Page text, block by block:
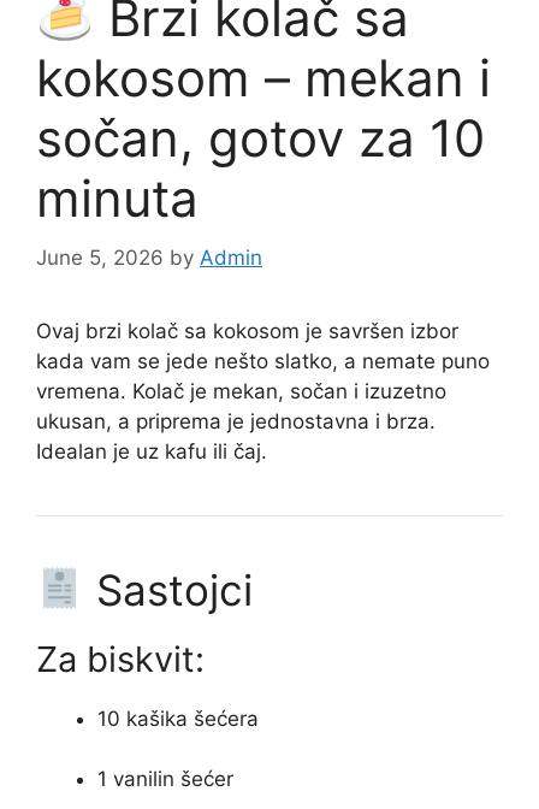
Brzi kolač sa
kokosom – mekan i
sočan, gotov za 10
minuta
June 5, 2026 by Admin
Ovaj brzi kolač sa kokosom je savršen izbor
kada vam se jede nešto slatko, a nemate puno
vremena. Kolač je mekan, sočan i izuzetno
ukusan, a priprema je jednostavna i brza.
Idealan je uz kafu ili čaj.
Sastojci
Za biskvit:
10 kašika šećera
1 vanilin šećer